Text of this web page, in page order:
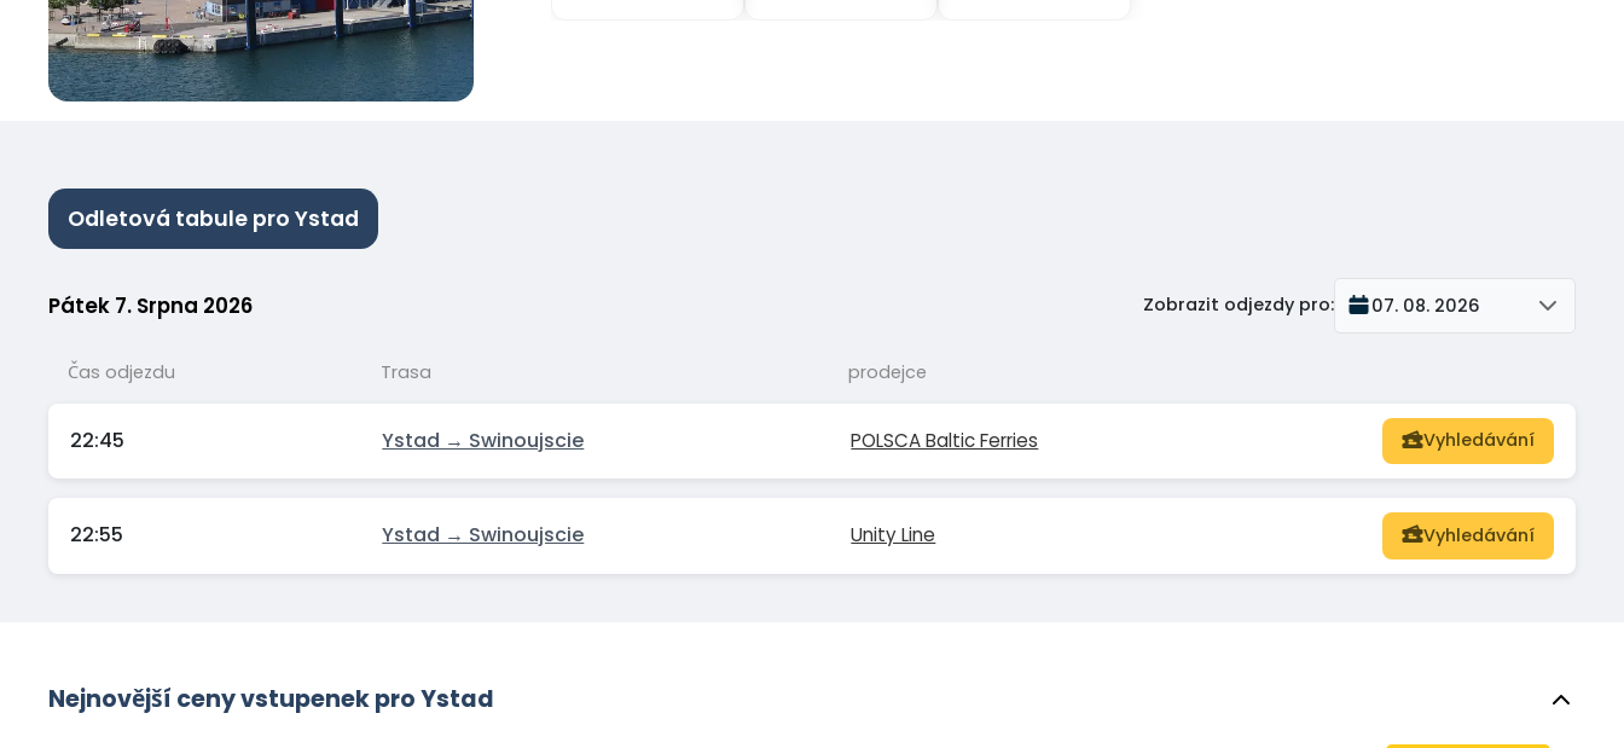
Odletová tabule pro Ystad
Pátek 7. Srpna 2026 Zobrazit odjezdy pro: 07. 08. 2026
Čas odjezdu Trasa prodejce
22:45 Ystad → Swinoujscie POLSCA Baltic Ferries Vyhledávání
22:55 Ystad → Swinoujscie Unity Line Vyhledávání
Nejnovější ceny vstupenek pro Ystad